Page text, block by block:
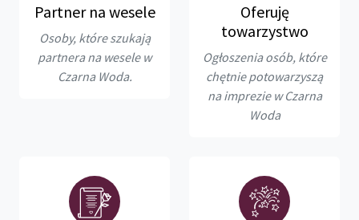
Partner na wesele
Osoby, które szukają
partnera na wesele w
Czarna Woda.
Oferuję
towarzystwo
Ogłoszenia osób, które
chętnie potowarzyszą
na imprezie w Czarna
Woda